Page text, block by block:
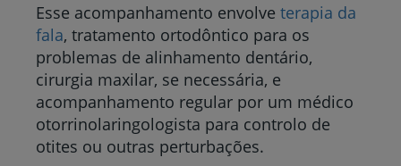
Esse acompanhamento envolve terapia da
fala, tratamento ortodôntico para os
problemas de alinhamento dentário,
cirurgia maxilar, se necessária, e
acompanhamento regular por um médico
otorrinolaringologista para controlo de
otites ou outras perturbações.